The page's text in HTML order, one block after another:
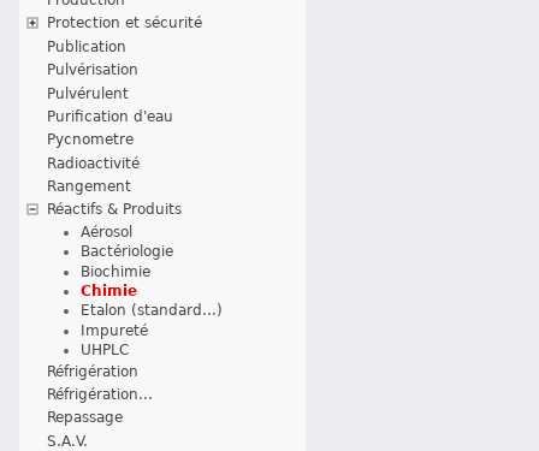
Protection et sécurité
Publication
Pulvérisation
Pulvérulent
Purification d'eau
Pycnometre
Radioactivité
Rangement
Réactifs & Produits
Aérosol
Bactériologie
Biochimie
Chimie
Etalon (standard...)
Impureté
UHPLC
Réfrigération
Réfrigération...
Repassage
S.A.V.